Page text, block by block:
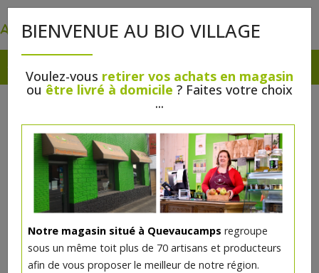
BIENVENUE AU BIO VILLAGE
Voulez-vous retirer vos achats en magasin
ou être livré à domicile ? Faites votre choix
...
Notre magasin situé à Quevaucamps regroupe
sous un même toit plus de 70 artisans et producteurs
afin de vous proposer le meilleur de notre région.